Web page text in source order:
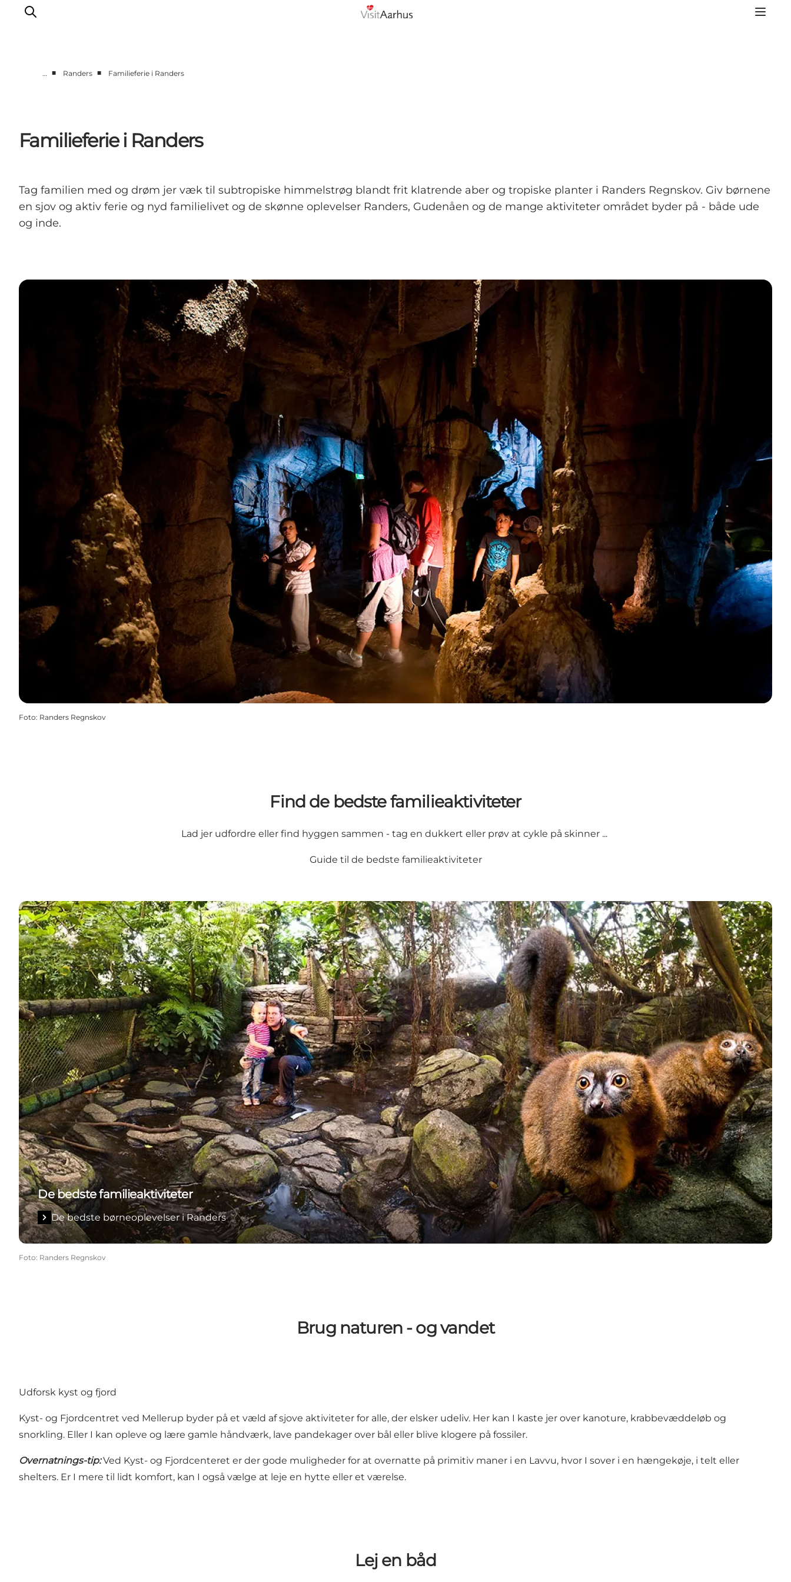
Djursland
Randers
Viborg
Favrskov
… ■ Randers ■ Familieferie i Randers
Familieferie i Randers
Tag familien med og drøm jer væk til subtropiske himmelstrøg blandt frit klatrende aber og tropiske planter i Randers Regnskov. Giv børnene
en sjov og aktiv ferie og nyd familielivet og de skønne oplevelser Randers, Gudenåen og de mange aktiviteter området byder på - både ude
og inde.
Foto: Randers Regnskov
Find de bedste familieaktiviteter
Lad jer udfordre eller find hyggen sammen - tag en dukkert eller prøv at cykle på skinner ...
Guide til de bedste familieaktiviteter
De bedste børneoplevelser i Randers
De bedste familieaktiviteter
De bedste børneoplevelser i Randers
Foto: Randers Regnskov
Brug naturen - og vandet
Udforsk kyst og fjord
Kyst- og Fjordcentret ved Mellerup byder på et væld af sjove aktiviteter for alle, der elsker udeliv. Her kan I kaste jer over kanoture, krabbevæddeløb og
snorkling. Eller I kan opleve og lære gamle håndværk, lave pandekager over bål eller blive klogere på fossiler.
Overnatnings-tip:Ved Kyst- og Fjordcenteret er der gode muligheder for at overnatte på primitiv maner i en Lavvu, hvor I sover i en hængekøje, i telt eller
shelters. Er I mere til lidt komfort, kan I også vælge at leje en hytte eller et værelse.
Lej en båd